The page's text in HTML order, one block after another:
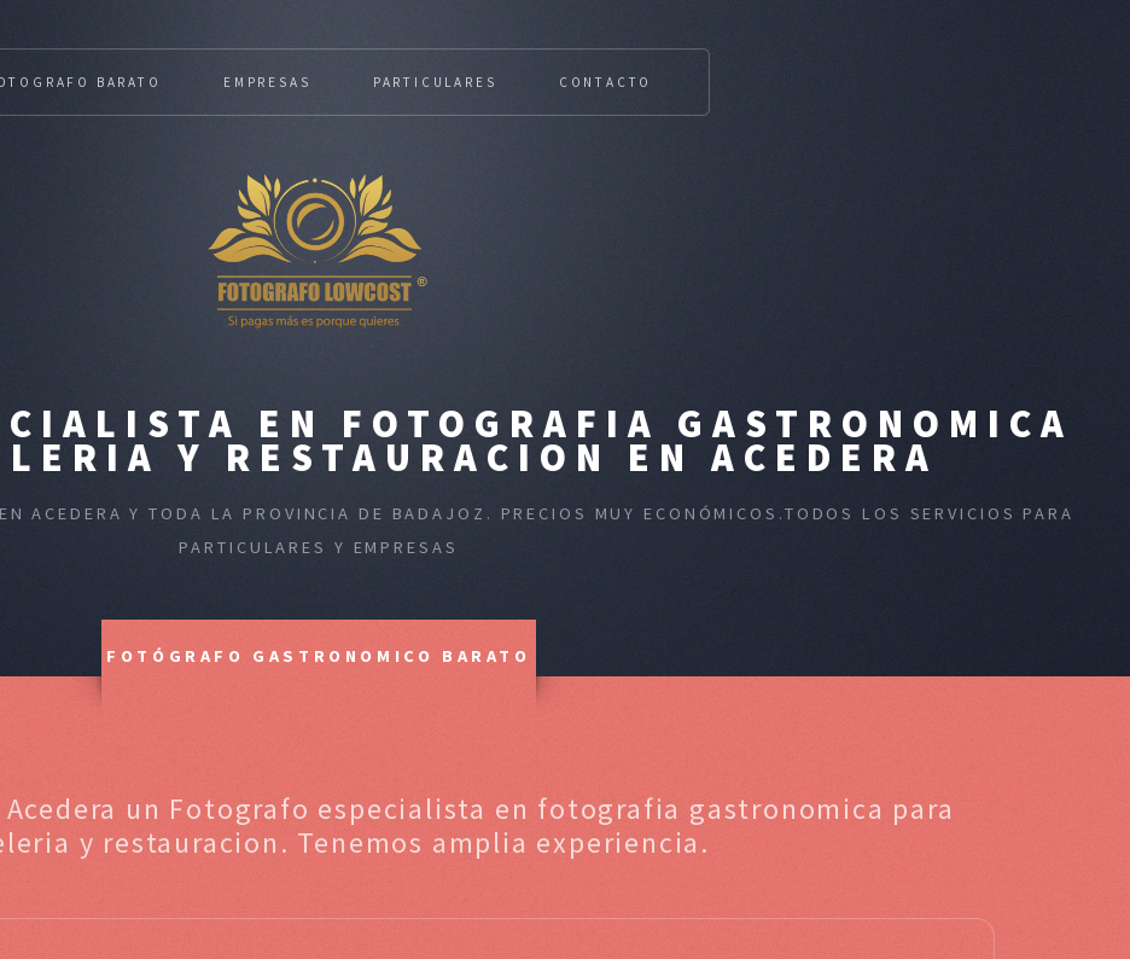
EN FOTOGRAFIA GASTRONOMICA
Y RESTAURACION EN ACEDERA
ACEDERA Y TODA LA PROVINCIA DE BADAJOZ. PRECIOS MUY ECONÓMICOS.TODOS LOS SERVICIOS PARA
PARTICULARES Y EMPRESAS
BARATO EMPRESAS PARTICULARES CONTACTO
FOTÓGRAFO GASTRONOMICO BARATO
un Fotografo especialista en fotografia gastronomica para
y restauracion. Tenemos amplia experiencia.